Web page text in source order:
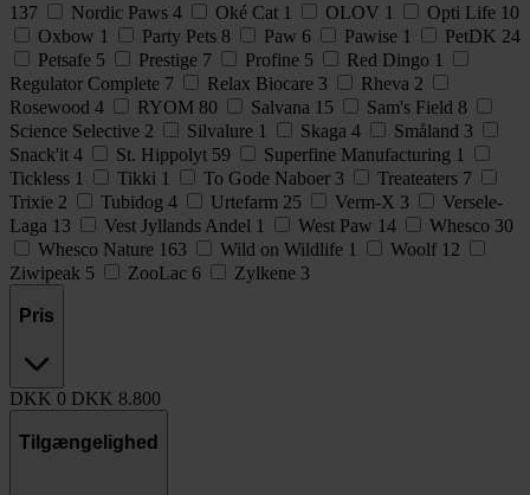
137
Nordic Paws 4 Oké Cat 1 OLOV 1 Opti Life 10
Oxbow 1 Party Pets 8 Paw 6 Pawise 1 PetDK 24
Petsafe 5 Prestige 7 Profine 5 Red Dingo 1
Regulator Complete 7 Relax Biocare 3 Rheva 2
Rosewood 4 RYOM 80 Salvana 15 Sam's Field 8
Science Selective 2 Silvalure 1 Skaga 4 Småland 3
Snack'it 4 St. Hippolyt 59 Superfine Manufacturing 1
Tickless 1 Tikki 1 To Gode Naboer 3 Treateaters 7
Trixie 2 Tubidog 4 Urtefarm 25 Verm-X 3
Versele-
Laga 13 Vest Jyllands Andel 1 West Paw 14 Whesco 30
Whesco Nature 163 Wild on Wildlife 1 Woolf 12
Ziwipeak 5 ZooLac 6 Zylkene 3
Pris
DKK 0 DKK 8.800
Tilgængelighed